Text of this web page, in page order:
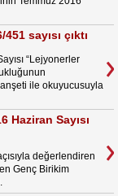
sayısı çıktı
“Lejyonerler
ile okuyucusuyla
Haziran Sayısı
değerlendiren
Genç Birikim